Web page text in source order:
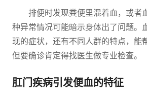
排便时发现粪便里混着血，或者
种异常情况可能暗示身体出了问题。
现的症状，还有不同人群的特点，能
但要确诊肯定得找医生做专业检查。
肛门疾病引发便血的特征